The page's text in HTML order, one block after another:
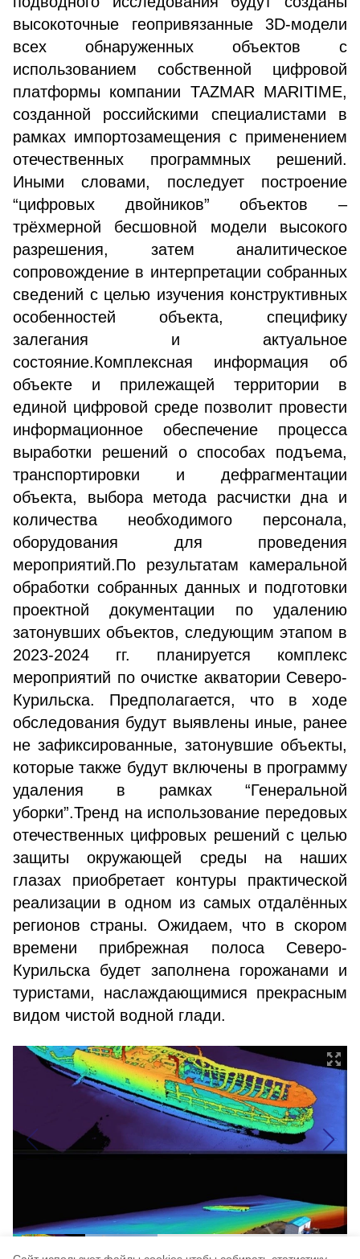
высокоточные геопривязанные 3D-модели
всех обнаруженных объектов с
использованием собственной цифровой
платформы компании TAZMAR MARITIME,
созданной российскими специалистами в
рамках импортозамещения с применением
отечественных программных решений.
Иными словами, последует построение
“цифровых двойников” объектов –
трёхмерной бесшовной модели высокого
разрешения, затем аналитическое
сопровождение в интерпретации собранных
сведений с целью изучения конструктивных
особенностей объекта, специфику
залегания и актуальное
состояние.Комплексная информация об
объекте и прилежащей территории в
единой цифровой среде позволит провести
информационное обеспечение процесса
выработки решений о способах подъема,
транспортировки и дефрагментации
объекта, выбора метода расчистки дна и
количества необходимого персонала,
оборудования для проведения
мероприятий.По результатам камеральной
обработки собранных данных и подготовки
проектной документации по удалению
затонувших объектов, следующим этапом в
2023-2024 гг. планируется комплекс
мероприятий по очистке акватории Северо-
Курильска. Предполагается, что в ходе
обследования будут выявлены иные, ранее
не зафиксированные, затонувшие объекты,
которые также будут включены в программу
удаления в рамках “Генеральной
уборки”.Тренд на использование передовых
отечественных цифровых решений с целью
защиты окружающей среды на наших
глазах приобретает контуры практической
реализации в одном из самых отдалённых
регионов страны. Ожидаем, что в скором
времени прибрежная полоса Северо-
Курильска будет заполнена горожанами и
туристами, наслаждающимися прекрасным
видом чистой водной глади.